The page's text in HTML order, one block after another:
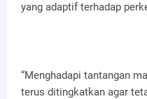
yang adaptif terhadap
“Menghadapi tantangan
terus ditingkatkan agar